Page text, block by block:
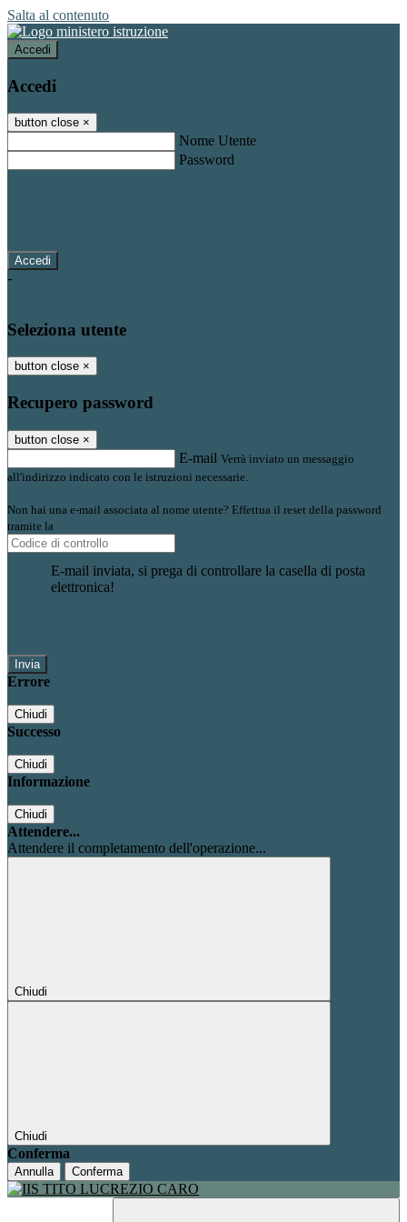
Salta al contenuto
Accedi
Accedi
button close ×
Nome Utente
Password
-
Seleziona utente
button close ×
Recupero password
button close ×
E-mail Verrà inviato un messaggio
all'indirizzo indicato con le istruzioni necessarie.
Non hai una e-mail associata al nome utente? Effettua il reset della password
tramite la
E-mail inviata, si prega di controllare la casella di posta
elettronica!
Errore
Chiudi
Successo
Chiudi
Informazione
Chiudi
Attendere...
Attendere il completamento dell'operazione...
Chiudi
Chiudi
Conferma
Annulla Conferma